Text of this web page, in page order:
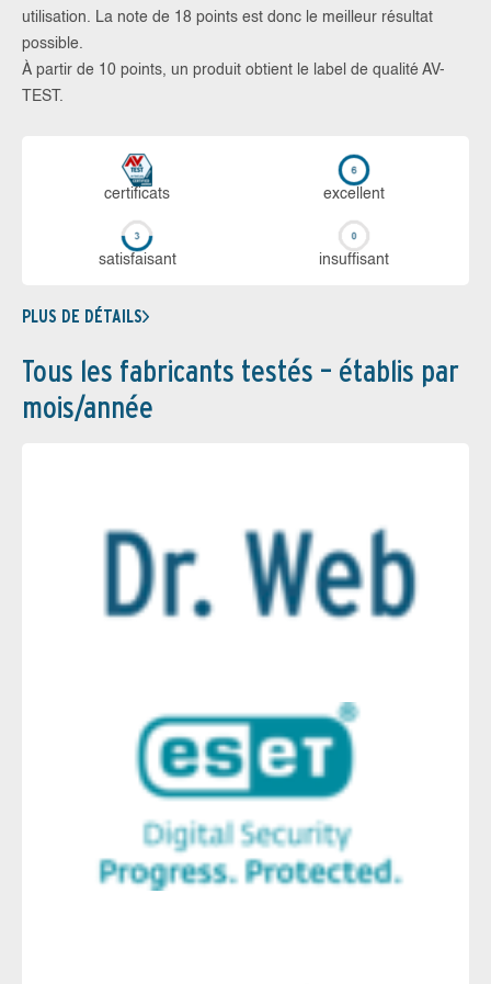
utilisation. La note de 18 points est donc le meilleur résultat
possible.
À partir de 10 points, un produit obtient le label de qualité AV-
TEST.
certi­ficats ex­cellent
sa­tis­fai­sant in­suf­fi­sant
PLUS DE DÉTAILS
Tous les fabricants testés – établis par
mois/année